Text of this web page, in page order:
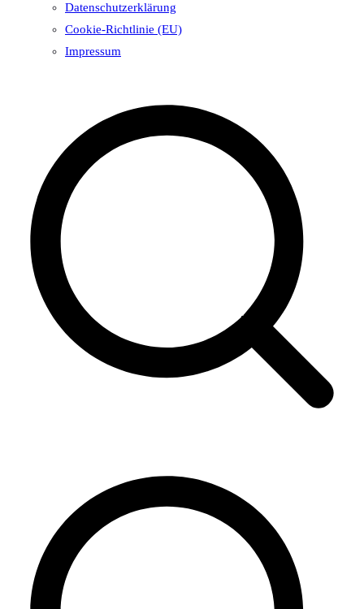
Datenschutzerklärung
Cookie-Richtlinie (EU)
Impressum